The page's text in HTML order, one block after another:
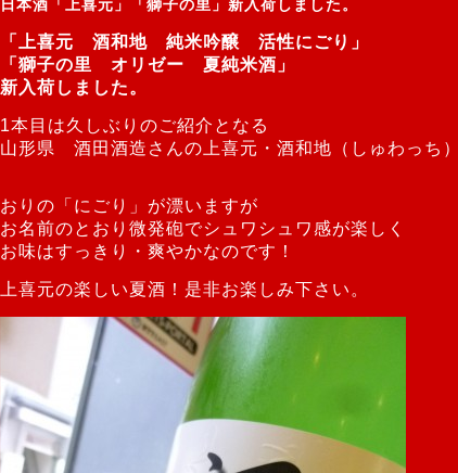
日本酒「上喜元」「獅子の里」新入荷しました。
「上喜元 酒和地 純米吟醸 活性にごり」
「獅子の里 オリゼー 夏純米酒」
新入荷しました。
1本目は久しぶりのご紹介となる
山形県 酒田酒造さんの上喜元・酒和地（しゅわっち
おりの「にごり」が漂いますが
お名前のとおり微発砲でシュワシュワ感が楽しく
お味はすっきり・爽やかなのです！
上喜元の楽しい夏酒！ 是非お楽しみ下さい。